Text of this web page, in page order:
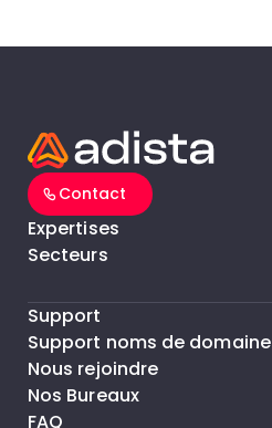
Contact
Expertises
Secteurs
Support
Support noms de domaine
Nous rejoindre
Nos Bureaux
FAQ